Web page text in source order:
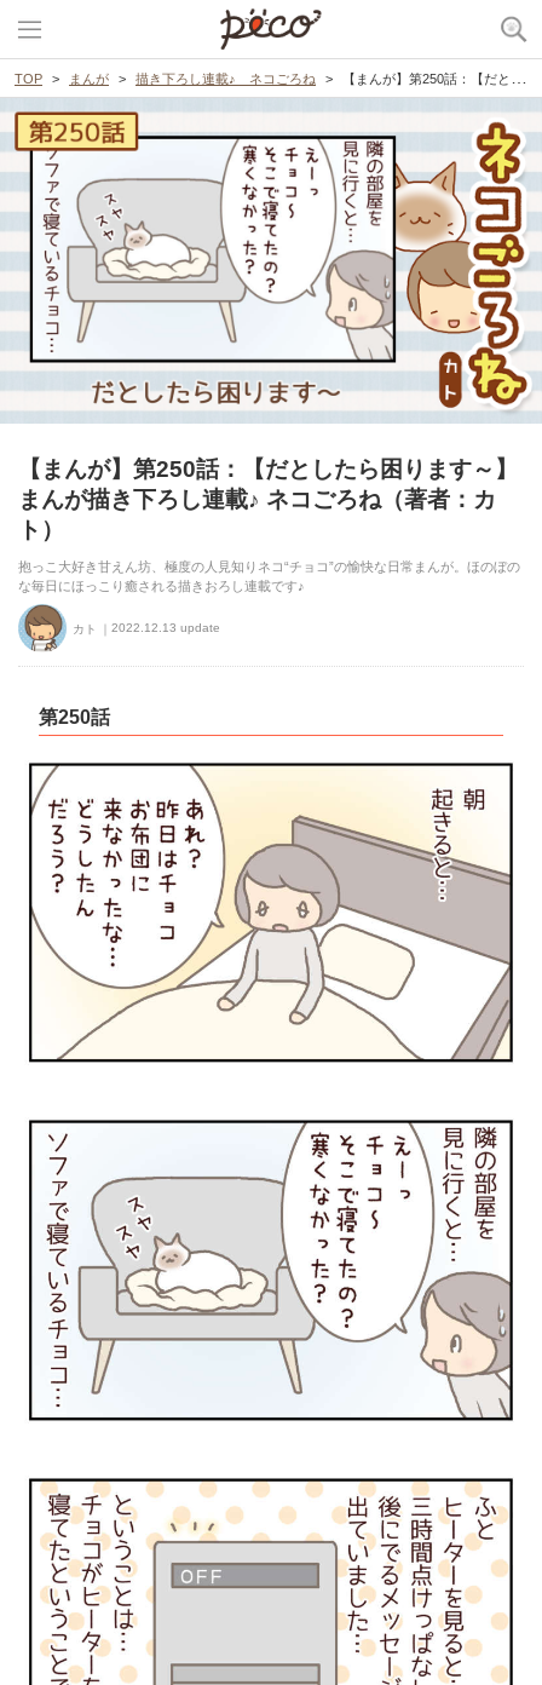
TOP まんが 描き下ろし連載♪ ネコごろね 【まんが】第250話：【だとしたら困ります～】まんが描き下ろし連載♪ ネコごろね（著者：カト）
【まんが】第250話：【だとしたら困ります～】
まんが描き下ろし連載♪ ネコごろね（著者：カ
ト）
抱っこ大好き甘えん坊、極度の人見知りネコ“チョコ”の愉快な日常まんが。ほのぼの
な毎日にほっこり癒される描きおろし連載です♪
カト 2022.12.13 update
第250話